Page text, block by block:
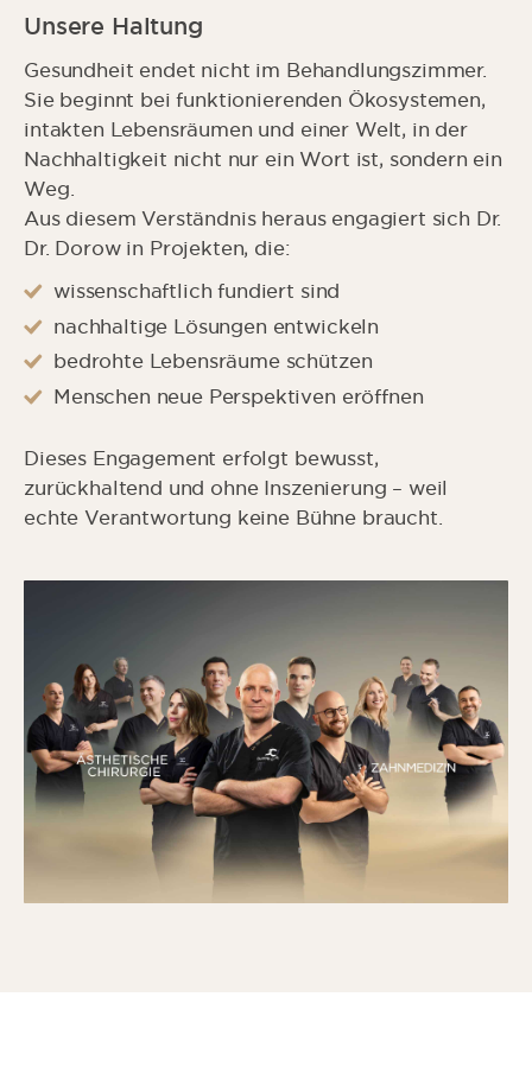
Unsere Haltung
Gesundheit endet nicht im Behandlungszimmer.
Sie beginnt bei funktionierenden Ökosystemen,
intakten Lebensräumen und einer Welt, in der
Nachhaltigkeit nicht nur ein Wort ist, sondern ein
Weg.
Aus diesem Verständnis heraus engagiert sich Dr.
Dr. Dorow in Projekten, die:
wissenschaftlich fundiert sind
nachhaltige Lösungen entwickeln
bedrohte Lebensräume schützen
Menschen neue Perspektiven eröffnen
Dieses Engagement erfolgt bewusst,
zurückhaltend und ohne Inszenierung – weil
echte Verantwortung keine Bühne braucht.